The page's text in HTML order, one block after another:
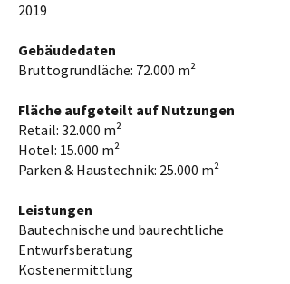
2019
Gebäudedaten
Bruttogrundläche: 72.000 m²
Fläche aufgeteilt auf Nutzungen
Retail: 32.000 m²
Hotel: 15.000 m²
Parken & Haustechnik: 25.000 m²
Leistungen
Bautechnische und baurechtliche
Entwurfsberatung
Kostenermittlung